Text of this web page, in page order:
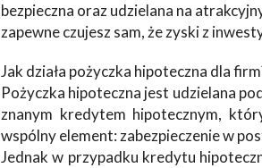
bezpieczna oraz udzielana na
zapewne czujesz sam, że zyski z
Jak działa pożyczka hipoteczna dla
Pożyczka hipoteczna jest udzielana
znanym kredytem hipotecznym,
wspólny element: zabezpieczenie w
Jednak w przypadku kredytu